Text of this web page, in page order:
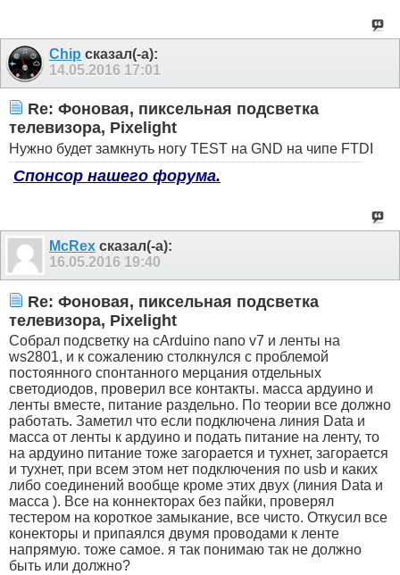
Chip сказал(-а):
14.05.2016 17:01
Re: Фоновая, пиксельная подсветка
телевизора, Pixelight
Нужно будет замкнуть ногу TEST на GND на чипе FTDI
Спонсор нашего форума.
McRex сказал(-а):
16.05.2016 19:40
Re: Фоновая, пиксельная подсветка
телевизора, Pixelight
Собрал подсветку на cArduino nano v7 и ленты на
ws2801, и к сожалению столкнулся с проблемой
постоянного спонтанного мерцания отдельных
светодиодов, проверил все контакты. масса ардуино и
ленты вместе, питание раздельно. По теории все должно
работать. Заметил что если подключена линия Data и
масса от ленты к ардуино и подать питание на ленту, то
на ардуино питание тоже загорается и тухнет, загорается
и тухнет, при всем этом нет подключения по usb и каких
либо соединений вообще кроме этих двух (линия Data и
масса ). Все на коннекторах без пайки, проверял
тестером на короткое замыкание, все чисто. Откусил все
конекторы и припаялся двумя проводами к ленте
напрямую. тоже самое. я так понимаю так не должно
быть или должно?